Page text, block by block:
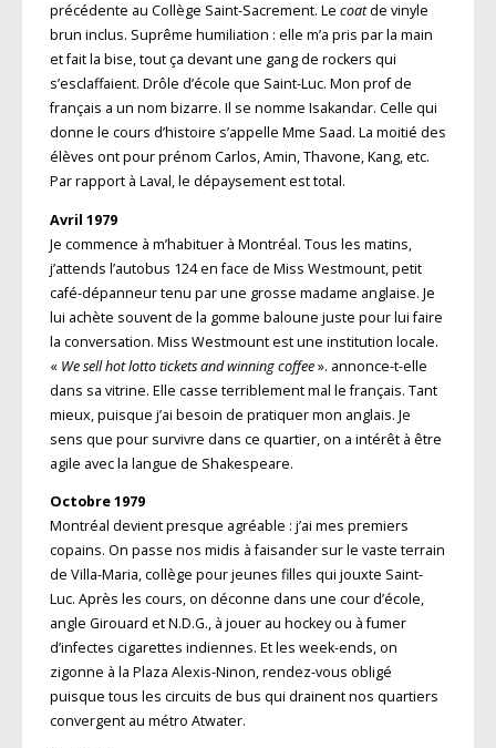
précédente au Collège Saint-Sacrement. Le coatde vinyle
brun inclus. Suprême humiliation : elle m’a pris par la main
et fait la bise, tout ça devant une gang de rockers qui
s’esclaffaient. Drôle d’école que Saint-Luc. Mon prof de
français a un nom bizarre. Il se nomme Isakandar. Celle qui
donne le cours d’histoire s’appelle Mme Saad. La moitié des
élèves ont pour prénom Carlos, Amin, Thavone, Kang, etc.
Par rapport à Laval, le dépaysement est total.
Avril 1979
Je commence à m’habituer à Montréal. Tous les matins,
j’attends l’autobus 124 en face de Miss Westmount, petit
café-dépanneur tenu par une grosse madame anglaise. Je
lui achète souvent de la gomme baloune juste pour lui faire
la conversation. Miss Westmount est une institution locale.
« We sell hot lotto tickets and winning coffee». annonce-t-elle
dans sa vitrine. Elle casse terriblement mal le français. Tant
mieux, puisque j’ai besoin de pratiquer mon anglais. Je
sens que pour survivre dans ce quartier, on a intérêt à être
agile avec la langue de Shakespeare.
Octobre 1979
Montréal devient presque agréable : j’ai mes premiers
copains. On passe nos midis à faisander sur le vaste terrain
de Villa-Maria, collège pour jeunes filles qui jouxte Saint-
Luc. Après les cours, on déconne dans une cour d’école,
angle Girouard et N.D.G., à jouer au hockey ou à fumer
d’infectes cigarettes indiennes. Et les week-ends, on
zigonne à la Plaza Alexis-Ninon, rendez-vous obligé
puisque tous les circuits de bus qui drainent nos quartiers
convergent au métro Atwater.